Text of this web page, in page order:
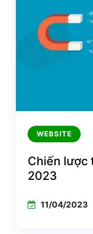
WEBSITE
Chiến lược
2023
11/04/2023